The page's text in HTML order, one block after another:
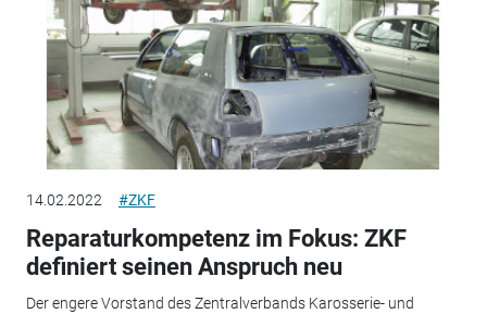
14.02.2022 #ZKF
Reparaturkompetenz im Fokus: ZKF
definiert seinen Anspruch neu
Der engere Vorstand des Zentralverbands Karosserie- und